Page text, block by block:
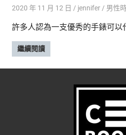
2020 年 11 月 12 日 jennifer 男性
許多人認為一支優秀的手錶可以
繼續閱讀